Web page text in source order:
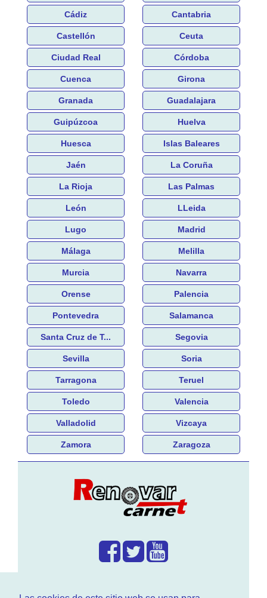
Cádiz Cantabria
Castellón Ceuta
Ciudad Real Córdoba
Cuenca Girona
Granada Guadalajara
Guipúzcoa Huelva
Huesca Islas Baleares
Jaén La Coruña
La Rioja Las Palmas
León LLeida
Lugo Madrid
Málaga Melilla
Murcia Navarra
Orense Palencia
Pontevedra Salamanca
Santa Cruz de T... Segovia
Sevilla Soria
Tarragona Teruel
Toledo Valencia
Valladolid Vizcaya
Zamora Zaragoza